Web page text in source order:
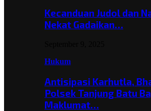
Kecanduan Judol dan
Nekat Gadaikan…
Hukum
Antisipasi Karhutla,
Polsek Tanjung Batu
Maklumat…